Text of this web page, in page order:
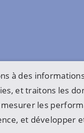
à des
et traitons les
les
et développer